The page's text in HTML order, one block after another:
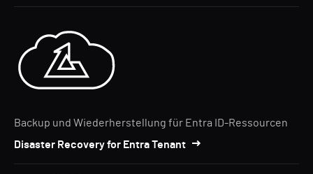
Backup und Wiederherstellung für Entra ID-Ressourcen
Disaster Recovery for Entra Tenant